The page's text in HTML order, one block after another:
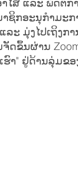
າຊິກອະນຸກຳມະ
ະ ມຸ່ງໄປເຖິງກ
ຂຶ້ນຜ່ານ
າ" ຢູ່ດ້ານລຸ່ມຂອ